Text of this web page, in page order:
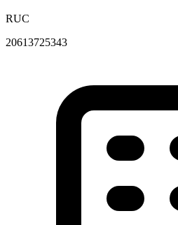
RUC
20613725343